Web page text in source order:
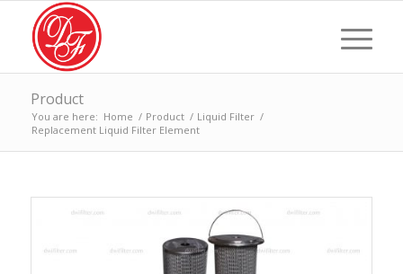
Product
You are here: Home / Product / Liquid Filter /
Replacement Liquid Filter Element